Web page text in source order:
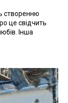
створенню
це свідчить
Інша